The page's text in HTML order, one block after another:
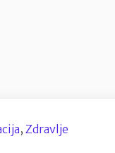
, Zdravlje